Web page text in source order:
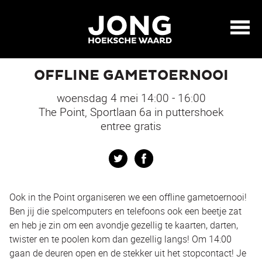
OFFLINE GAMETOERNOOI
woensdag 4 mei 14:00 - 16:00
The Point, Sportlaan 6a in puttershoek
entree gratis
Twitter
Ook in the Point organiseren we een offline gametoernooi!
Ben jij die spelcomputers en telefoons ook een beetje zat
en heb je zin om een avondje gezellig te kaarten, darten,
twister en te poolen kom dan gezellig langs! Om 14:00
gaan de deuren open en de stekker uit het stopcontact! Je